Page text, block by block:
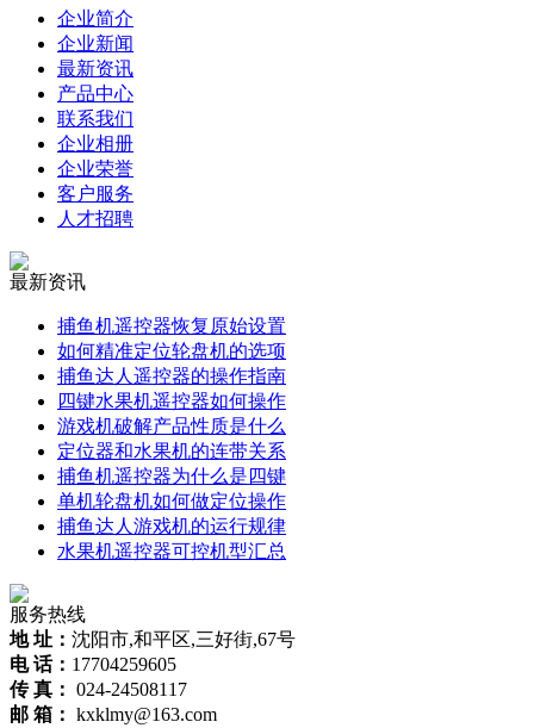
企业简介
企业新闻
最新资讯
产品中心
联系我们
企业相册
企业荣誉
客户服务
人才招聘
最新资讯
捕鱼机遥控器恢复原始设置
如何精准定位轮盘机的选项
捕鱼达人遥控器的操作指南
四键水果机遥控器如何操作
游戏机破解产品性质是什么
定位器和水果机的连带关系
捕鱼机遥控器为什么是四键
单机轮盘机如何做定位操作
捕鱼达人游戏机的运行规律
水果机遥控器可控机型汇总
服务热线
地 址： 沈阳市,和平区,三好街,67号
电 话： 17704259605
传 真： 024-24508117
邮 箱： kxklmy@163.com